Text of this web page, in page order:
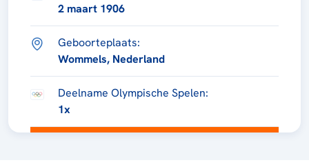
2 maart 1906
Geboorteplaats:
Wommels, Nederland
Deelname Olympische Spelen:
1x